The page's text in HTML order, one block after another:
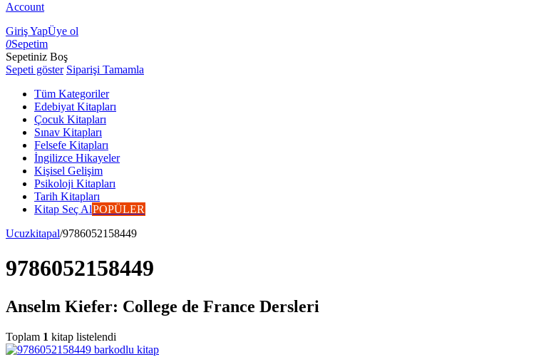
Account
Giriş YapÜye ol
0Sepetim
Sepetiniz Boş
Sepeti göster Siparişi Tamamla
Tüm Kategoriler
Edebiyat Kitapları
Çocuk Kitapları
Sınav Kitapları
Felsefe Kitapları
İngilizce Hikayeler
Kişisel Gelişim
Psikoloji Kitapları
Tarih Kitapları
Kitap Seç AlPOPÜLER
Ucuzkitapal/9786052158449
9786052158449
Anselm Kiefer: College de France Dersleri
Toplam 1 kitap listelendi